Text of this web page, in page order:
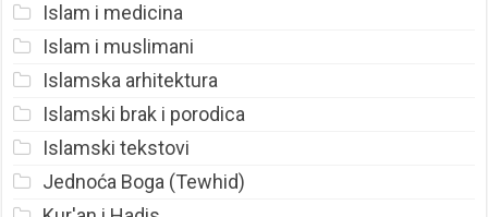
Islam i medicina
Islam i muslimani
Islamska arhitektura
Islamski brak i porodica
Islamski tekstovi
Jednoća Boga (Tewhid)